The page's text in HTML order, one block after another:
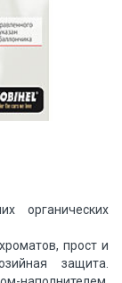
органических
прост и
защита.